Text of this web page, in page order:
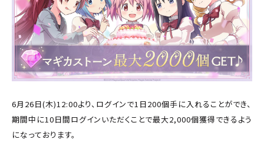
6月26日(木)12:00より、ログインで1日200個手に入れることができ、
期間中に10日間ログインいただくことで最大2,000個獲得できるよう
になっております。